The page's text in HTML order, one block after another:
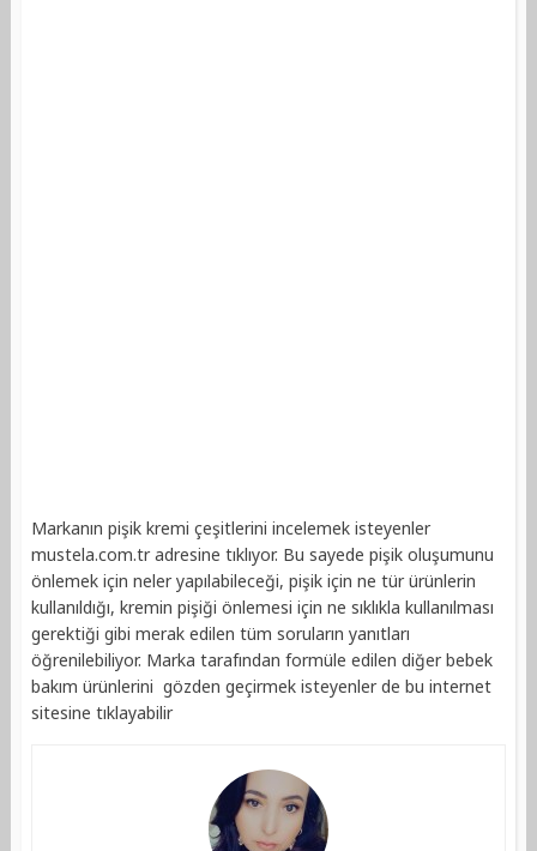
Markanın pişik kremi çeşitlerini incelemek isteyenler
mustela.com.tr adresine tıklıyor. Bu sayede pişik oluşumunu
önlemek için neler yapılabileceği, pişik için ne tür ürünlerin
kullanıldığı, kremin pişiği önlemesi için ne sıklıkla kullanılması
gerektiği gibi merak edilen tüm soruların yanıtları
öğrenilebiliyor. Marka tarafından formüle edilen diğer bebek
bakım ürünlerini gözden geçirmek isteyenler de bu internet
sitesine tıklayabilir